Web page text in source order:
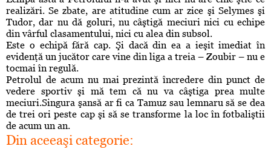
realizări. Se zbate, are atitudine cum ar zice şi Selymes şi
Tudor, dar nu dă goluri, nu câştigă meciuri nici cu echipe
din vârful clasamentului, nici cu alea din subsol.
Este o echipă fără cap. Şi dacă din ea a ieşit imediat în
evidenţă un jucător care vine din liga a treia – Zoubir – nu e
tocmai în regulă.
Petrolul de acum nu mai prezintă încredere din punct de
vedere sportiv şi mă tem că nu va câştiga prea multe
meciuri.Singura şansă ar fi ca Tamuz sau lemnaru să se dea
de trei ori peste cap şi să se transforme la loc în fotbaliştii
de acum un an.
Din aceeaşi categorie: